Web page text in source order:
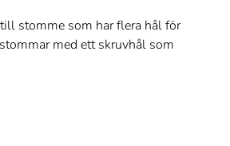
stomme som har flera hål för
med ett skruvhål som